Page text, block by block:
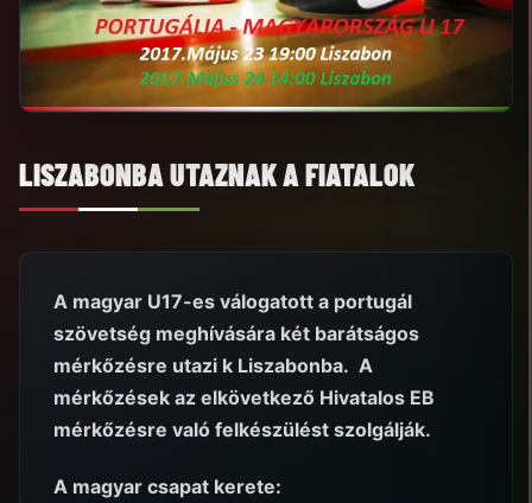
LISZABONBA UTAZNAK A FIATALOK
A magyar U17-es válogatott a portugál
szövetség meghívására két barátságos
mérkőzésre utazi k Liszabonba. A
mérkőzések az elkövetkező Hivatalos EB
mérkőzésre való felkészülést szolgálják.
A magyar csapat kerete: